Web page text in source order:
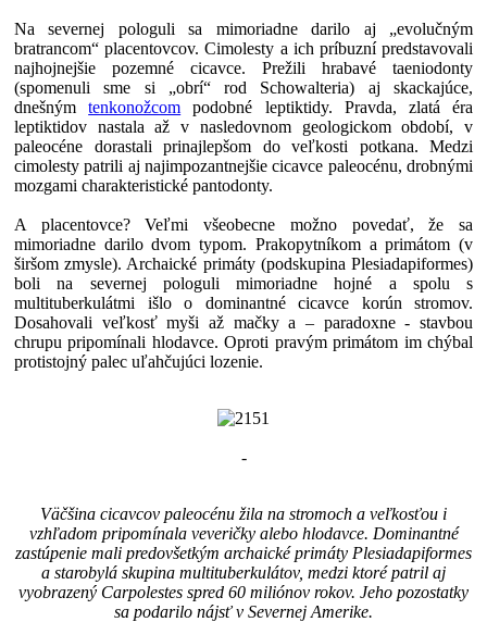
Na severnej pologuli sa mimoriadne darilo aj „evolučným
bratrancom“ placentovcov. Cimolesty a ich príbuzní predstavovali
najhojnejšie pozemné cicavce. Prežili hrabavé taeniodonty
(spomenuli sme si „obrí“ rod Schowalteria) aj skackajúce,
dnešnýmtenkonožcom podobné leptiktidy. Pravda, zlatá éra
leptiktidov nastala až v nasledovnom geologickom období, v
paleocéne dorastali prinajlepšom do veľkosti potkana. Medzi
cimolesty patrili aj najimpozantnejšie cicavce paleocénu, drobnými
mozgami charakteristické pantodonty.
A placentovce? Veľmi všeobecne možno povedať, že sa
mimoriadne darilo dvom typom. Prakopytníkom a primátom (v
širšom zmysle). Archaické primáty (podskupina Plesiadapiformes)
boli na severnej pologuli mimoriadne hojné a spolu s
multituberkulátmi išlo o dominantné cicavce korún stromov.
Dosahovali veľkosť myši až mačky a – paradoxne - stavbou
chrupu pripomínali hlodavce. Oproti pravým primátom im chýbal
protistojný palec uľahčujúci lozenie.
-
Väčšina cicavcov paleocénu žila na stromoch a veľkosťou i
vzhľadom pripomínala veveričky alebo hlodavce. Dominantné
zastúpenie mali predovšetkým archaické primáty Plesiadapiformes
a starobylá skupina multituberkulátov, medzi ktoré patril aj
vyobrazený Carpolestes spred 60 miliónov rokov. Jeho pozostatky
sa podarilo nájsť v Severnej Amerike.